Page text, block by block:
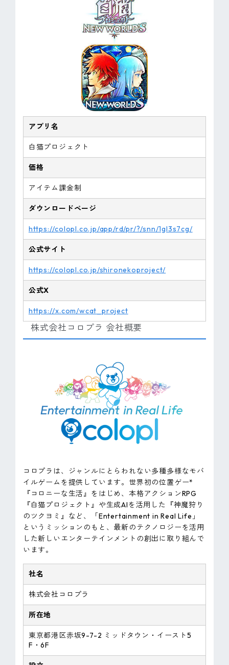
アプリ名
白猫プロジェクト
価格
アイテム課金制
ダウンロードページ
https://colopl.co.jp/app/rd/pr/?/snn/1gl3s7cg/
公式サイト
https://colopl.co.jp/shironekoproject/
公式X
https://x.com/wcat_project
株式会社コロプラ 会社概要
コロプラは、ジャンルにとらわれない多種多様なモバ
イルゲームを提供しています。世界初の位置ゲー*
『コロニーな生活』をはじめ、本格アクションRPG
『白猫プロジェクト』や生成AIを活用した『神魔狩り
のツクヨミ』など、「Entertainment in Real Life」
というミッションのもと、最新のテクノロジーを活用
した新しいエンターテインメントの創出に取り組んで
います。
社名
株式会社コロプラ
所在地
東京都港区赤坂9-7-2 ミッドタウン・イースト5
F・6F